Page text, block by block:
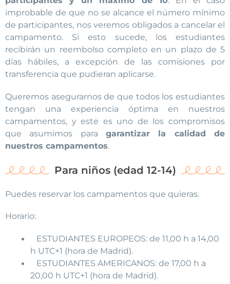
improbable de que no se alcance el número mínimo
de participantes, nos veremos obligados a cancelar el
campamento. Si esto sucede, los estudiantes
recibirán un reembolso completo en un plazo de 5
días hábiles, a excepción de las comisiones por
transferencia que pudieran aplicarse.
Queremos asegurarnos de que todos los estudiantes
tengan una experiencia óptima en nuestros
campamentos, y este es uno de los compromisos
que asumimos para garantizar la calidad de
nuestros campamentos.
Para niños (edad 12-14)
Puedes reservar los campamentos que quieras.
Horario:
ESTUDIANTES EUROPEOS: de 11,00 h a 14,00
h UTC+1 (hora de Madrid).
ESTUDIANTES AMERICANOS: de 17,00 h a
20,00 h UTC+1 (hora de Madrid).